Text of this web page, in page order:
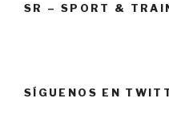
SR – SPORT &
SÍGUENOS EN